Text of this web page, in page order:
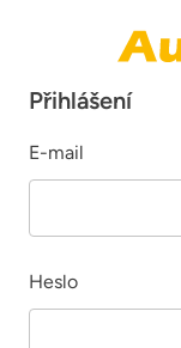
Přihlášení
E-mail
Heslo